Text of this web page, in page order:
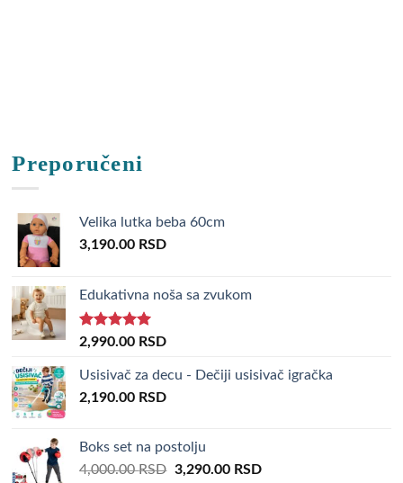
Preporučeni
Velika lutka beba 60cm
3,190.00 RSD
Edukativna noša sa zvukom
Rated5.00
2,990.00 RSD
Usisivač za decu - Dečiji usisivač igračka
2,190.00 RSD
Boks set na postolju
4,000.00RSD Original
3,290.00 RSDCurrent